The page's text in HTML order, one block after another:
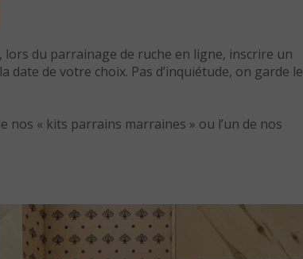
lors du parrainage de ruche en ligne, inscrire un
date de votre choix. Pas d’inquiétude, on garde le
nos « kits parrains marraines » ou l’un de nos